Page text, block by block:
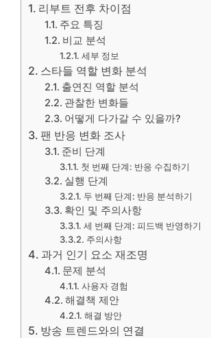
리부트 전후 차이점
주요 특징
비교 분석
세부 정보
스타들 역할 변화 분석
출연진 역할 분석
관찰한 변화들
어떻게 다가갈 수 있을까?
팬 반응 변화 조사
준비 단계
첫 번째 단계: 반응 수집하기
실행 단계
두 번째 단계: 반응 분석하기
확인 및 주의사항
세 번째 단계: 피드백 반영하기
주의사항
과거 인기 요소 재조명
문제 분석
사용자 경험
해결책 제안
해결 방안
방송 트렌드와의 연결